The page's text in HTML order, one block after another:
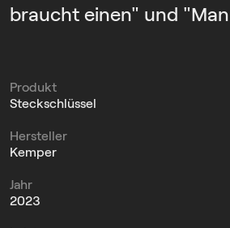
braucht einen" und
Produkt
Steckschlüssel
Hersteller
Kemper
Jahr
2023